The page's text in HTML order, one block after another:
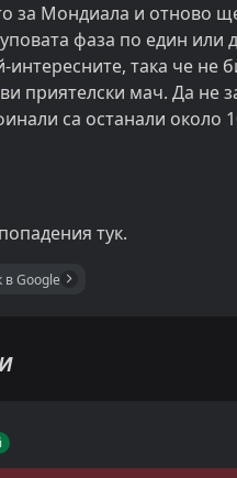
за Мондиала и отново
фаза по един или
така че не
приятелски мач. Да не
са останали около
тук.
Google